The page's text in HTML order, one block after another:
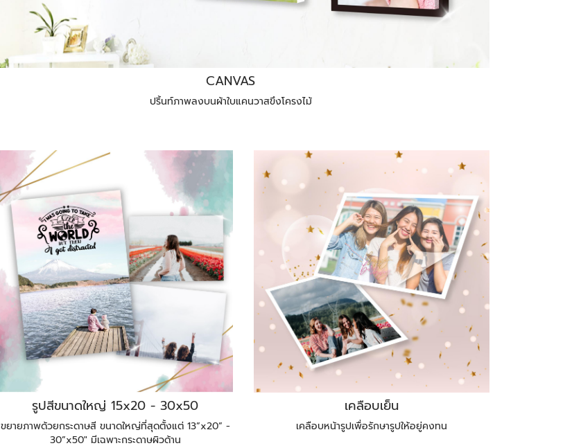
CANVAS
ปริ้นท์ภาพลงบนผ้าใบแคนวาสขึงโครงไม้
รูปสีขนาดใหญ่ 15x20 - 30x50
ขยายภาพด้วยกระดาษสี ขนาดใหญ่ที่สุดตั้งแต่ 13”x20” -
30”x50" มีเฉพาะกระดาษผิวด้าน
เคลือบเย็น
เคลือบหน้ารูปเพื่อรักษารูปให้อยู่คงทน